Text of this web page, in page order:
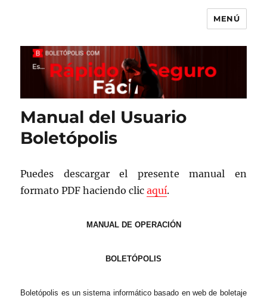
MENÚ
Manual del Usuario
Boletópolis
Puedes descargar el presente manual en
formato PDF haciendo clicaquí.
MANUAL DE OPERACIÓN
BOLETÓPOLIS
Boletópolis es un sistema informático basado en web de boletaje